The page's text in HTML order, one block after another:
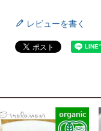
レビューを書く